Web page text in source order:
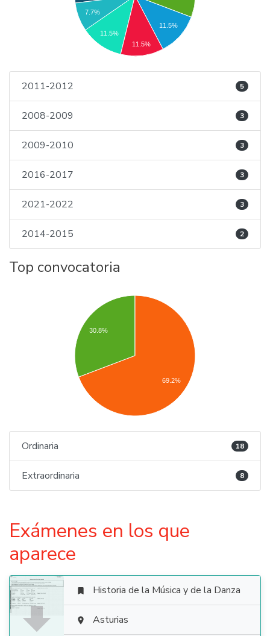
11.5%
7.7%
11.5%
11.5%
2011-2012 5
2008-2009 3
2009-2010 3
2016-2017 3
2021-2022 3
2014-2015 2
Top convocatoria
30.8%
69.2%
Ordinaria 18
Extraordinaria 8
Exámenes en los que
aparece

 Historia de la Música y de la Danza
 Asturias